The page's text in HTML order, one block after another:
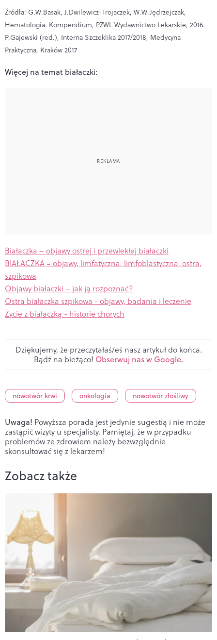
Źródła: G.W.Basak, J.Dwilewicz-Trojaczek, W.W.Jędrzejczak,
Hematologia. Kompendium, PZWL Wydawnictwo Lekarskie, 2016.
P.Gajewski (red.), Interna Szczeklika 2017/2018, Medycyna
Praktyczna, Kraków 2017
Więcej na temat białaczki:
Białaczka – objawy ostrej i przewlekłej białaczki
BIAŁACZKA = objawy, limfatyczna, limfoblastyczna, ostra,
szpikowa
Objawy białaczki – jak ją rozpoznać?
Ostra białaczka szpikowa - objawy, badania i leczenie
Życie z białaczką - historie chorych
Dziękujemy, że przeczytałaś/eś nasz artykuł do końca.
Bądź na bieżąco! Obserwuj nas w Google.
nowotwór krwi onkologia nowotwór złośliwy
Uwaga! Powyższa porada jest jedynie sugestią i nie może
zastąpić wizyty u specjalisty. Pamiętaj, że w przypadku
problemów ze zdrowiem należy bezwzględnie
skonsultować się z lekarzem!
Zobacz także